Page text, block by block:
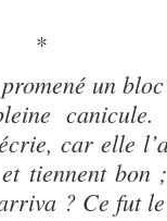
*
un
car elle
tiennent
? Ce fut